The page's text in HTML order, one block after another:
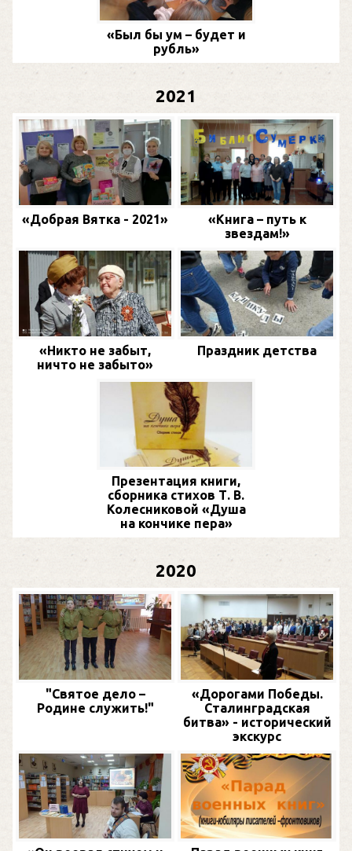
«Был бы ум – будет и
рубль»
2021
«Добрая Вятка - 2021»
«Книга – путь к
звездам!»
«Никто не забыт,
ничто не забыто»
Праздник детства
Презентация книги,
сборника стихов Т. В.
Колесниковой «Душа
на кончике пера»
2020
"Святое дело –
Родине служить!"
«Дорогами Победы.
Сталинградская
битва» - исторический
экскурс